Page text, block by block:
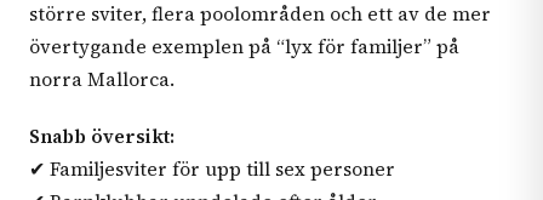
större sviter, flera poolområden och ett av de mer
övertygande exemplen på “lyx för familjer” på
norra Mallorca.
Snabb översikt:
✔ Familjesviter för upp till sex personer